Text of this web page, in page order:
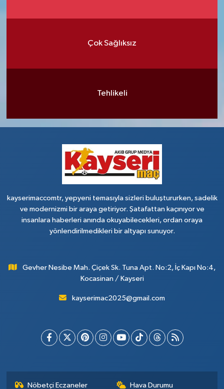
Çok Sağlıksız
Tehlikeli
kayserimaccomtr, yepyeni temasıyla sizleri buluştururken, sadelik
ve modernizmi bir araya getiriyor. Şatafattan kaçınıyor ve
insanlara haberleri anında okuyabilecekleri, ordan oraya
yönlendirilmedikleri bir altyapı sunuyor.
Gevher Nesibe Mah. Çiçek Sk. Tuna Apt. No:2, İç Kapı No:4,
Kocasinan / Kayseri
kayserimac2025@gmail.com
Nöbetçi Eczaneler Hava Durumu